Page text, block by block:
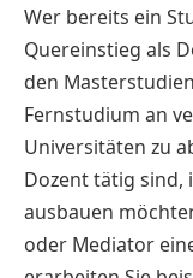
Wer bereits ein
Quereinstieg als
den
Fernstudium an
Universitäten zu
Dozent tätig sind,
ausbauen
oder Mediator